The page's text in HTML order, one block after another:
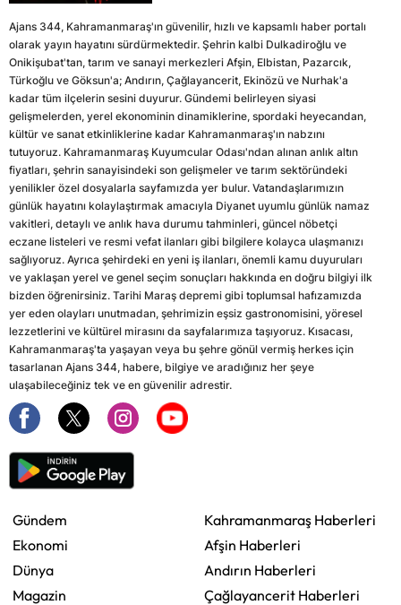
Ajans 344, Kahramanmaraş'ın güvenilir, hızlı ve kapsamlı haber portalı
olarak yayın hayatını sürdürmektedir. Şehrin kalbi Dulkadiroğlu ve
Onikişubat'tan, tarım ve sanayi merkezleri Afşin, Elbistan, Pazarcık,
Türkoğlu ve Göksun'a; Andırın, Çağlayancerit, Ekinözü ve Nurhak'a
kadar tüm ilçelerin sesini duyurur. Gündemi belirleyen siyasi
gelişmelerden, yerel ekonominin dinamiklerine, spordaki heyecandan,
kültür ve sanat etkinliklerine kadar Kahramanmaraş'ın nabzını
tutuyoruz. Kahramanmaraş Kuyumcular Odası'ndan alınan anlık altın
fiyatları, şehrin sanayisindeki son gelişmeler ve tarım sektöründeki
yenilikler özel dosyalarla sayfamızda yer bulur. Vatandaşlarımızın
günlük hayatını kolaylaştırmak amacıyla Diyanet uyumlu günlük namaz
vakitleri, detaylı ve anlık hava durumu tahminleri, güncel nöbetçi
eczane listeleri ve resmi vefat ilanları gibi bilgilere kolayca ulaşmanızı
sağlıyoruz. Ayrıca şehirdeki en yeni iş ilanları, önemli kamu duyuruları
ve yaklaşan yerel ve genel seçim sonuçları hakkında en doğru bilgiyi ilk
bizden öğrenirsiniz. Tarihi Maraş depremi gibi toplumsal hafızamızda
yer eden olayları unutmadan, şehrimizin eşsiz gastronomisini, yöresel
lezzetlerini ve kültürel mirasını da sayfalarımıza taşıyoruz. Kısacası,
Kahramanmaraş'ta yaşayan veya bu şehre gönül vermiş herkes için
tasarlanan Ajans 344, habere, bilgiye ve aradığınız her şeye
ulaşabileceğiniz tek ve en güvenilir adrestir.
Gündem
Ekonomi
Dünya
Magazin
Kahramanmaraş Haberleri
Afşin Haberleri
Andırın Haberleri
Çağlayancerit Haberleri